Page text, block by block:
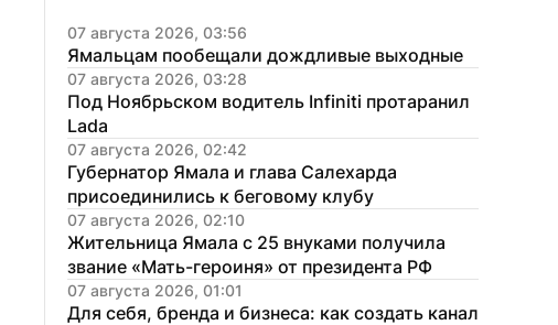
07 августа 2026, 03:56
Ямальцам пообещали дождливые выходные
07 августа 2026, 03:28
Под Ноябрьском водитель Infiniti протаранил
Lada
07 августа 2026, 02:42
Губернатор Ямала и глава Салехарда
присоединились к беговому клубу
07 августа 2026, 02:10
Жительница Ямала с 25 внуками получила
звание «Мать-героиня» от президента РФ
07 августа 2026, 01:01
Для себя, бренда и бизнеса: как создать канал